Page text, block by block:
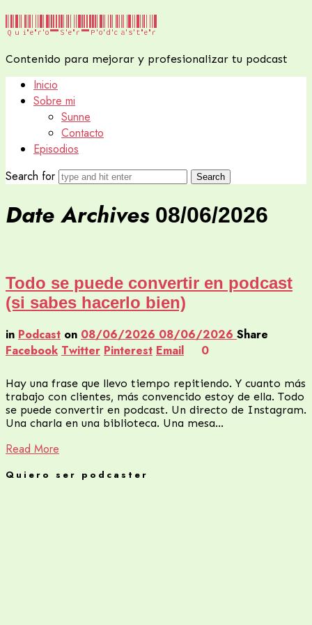
Quiero
Podcaster
Quiero Ser Podcaster
Contenido para mejorar y profesionalizar tu podcast
Inicio
Sobre mi
Sunne
Contacto
Episodios
Search for
Date Archives 08/06/2026
Todo se puede convertir en podcast
(si sabes hacerlo bien)
in Podcast on 08/06/2026 08/06/2026 Share
Facebook Twitter Pinterest Email 0
Hay una frase que llevo tiempo repitiendo. Y cuanto más
trabajo con clientes, más convencido estoy de ella. Todo
se puede convertir en podcast. Un directo de Instagram.
Una charla en una biblioteca. Una mesa…
Read More
Quiero ser podcaster